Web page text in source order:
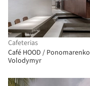
Cafeterias
Café HOOD / Ponomarenko
Volodymyr